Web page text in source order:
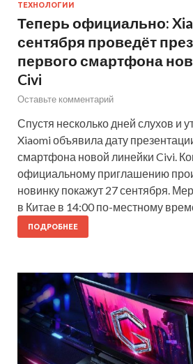
ТЕХНОЛОГИИ
Теперь официально:
сентября проведёт
первого смартфона
Civi
Оставьте комментарий
Спустя несколько дней слухов и
Xiaomi объявила дату
смартфона новой линейки Civi.
официальному приглашению
новинку покажут 27 сентября.
в Китае в 14:00 по-местному
ПОДРОБНЕЕ